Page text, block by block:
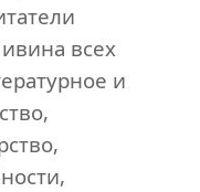
всех
и